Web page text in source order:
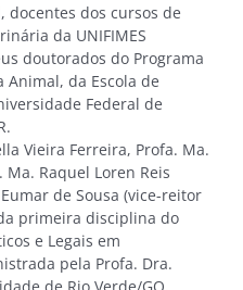
docentes dos cursos de
da UNIFIMES
doutorados do Programa
Animal, da Escola de
Federal de
Vieira Ferreira, Profa. Ma.
Ma. Raquel Loren Reis
de Sousa (vice-reitor
primeira disciplina do
e Legais em
pela Profa. Dra.